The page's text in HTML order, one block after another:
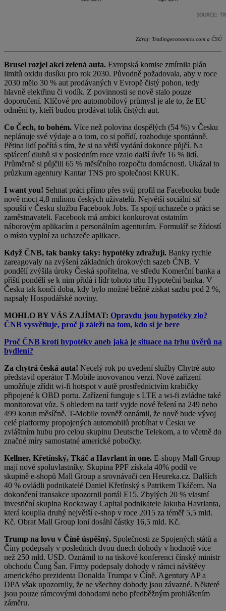
Zdroj: Tradingeconomics.com a ČSÚ
Brusel rozjel akci zelená auta. Evropská komise zmírnila plán
limitů oxidu dusíku pro rok 2030. Původně požadovala, aby v roce
2030 mělo 30 % aut prodávaných v Evropě čistý pohon, tedy
hlavně elektřinu či vodík. Z povinnosti se nově stalo pouze
doporučení. Klíčové pro automobilový průmysl je ale to, že EU
odmění ty, kteří budou prodávat tolik čistých aut.
Co Čech, to bohém. Více než polovina dospělých (54 %) v Česku
neplánuje své výdaje a o tom, co si pořídí, rozhoduje spontánně.
Pětina lidí počítá s tím, že si na větší vydání dokonce půjčí. Na
splácení dluhů si v posledním roce vzalo další úvěr 16 % lidí.
Průměrně si půjčili 65 % měsíčního rozpočtu domácnosti. Ukázal to
průzkum agentury Kantar TNS pro společnost KRUK.
I want you! Sehnat práci přímo přes svůj profil na Facebooku bude
nově moct 4,8 milionu českých uživatelů. Největší sociální síť
spouští v Česku službu Facebook Jobs. Ta spojí uchazeče o práci se
zaměstnavateli. Facebook má ambici konkurovat ostatním
náborovým aplikacím a personálním agenturám. Formulář se žádostí
o místo vyplní za uchazeče aplikace.
Když ČNB, tak banky taky: hypotéky zdražují. Banky rychle
zareagovaly na zvýšení základních úrokových sazeb ČNB. V
pondělí zvýšila úroky Česká spořitelna, ve středu Komerční banka a
příští pondělí se k nim přidá i lídr tohoto trhu Hypoteční banka. V
Česku tak končí doba, kdy bylo možné běžně získat sazbu pod 2 %,
napsaly Hospodářské noviny.
MOHLO BY VÁS ZAJÍMAT: Opravdu jsou hypotéky zlo?
ČNB vysvětluje, proč jí záleží na tom, kdo si je bere
Proč ČNB krotí hypotéky aneb jaká je situace na trhu úvěrů na
bydlení?
Za chytrá česká auta! Necelý rok po uvedení služby Chytré auto
představil operátor T-Mobile inovovanou verzi. Nové zařízení
umožňuje zřídit wi-fi hotspot v autě prostřednictvím krabičky
připojené k OBD portu. Zařízení funguje s LTE a wi-fi zvládne také
monitorovat vůz. S ohledem na tarif vyjde nové řešení na 249 nebo
499 korun měsíčně. T-Mobile rovněž oznámil, že nově bude vývoj
celé platformy propojených automobilů probíhat v Česku ve
zvláštním hubu pro celou skupinu Deutsche Telekom, a to včetně do
značné míry samostatné americké pobočky.
Kellner, Křetínský, Tkáč a Havrlant in one. E-shopy Mall Group
mají nové spoluvlastníky. Skupina PPF získala 40% podíl ve
skupině e-shopů Mall Group a srovnávači cen Heureka.cz. Dalších
40 % ovládli podnikatelé Daniel Křetínský s Patrikem Tkáčem. Na
dokončení transakce upozornil portál E15. Zbylých 20 % vlastní
investiční skupina Rockaway Capital podnikatele Jakuba Havrlanta,
která koupila druhý největší e-shop v roce 2015 za téměř 5,5 mld.
Kč. Obrat Mall Group loni dosáhl částky 16,5 mld. Kč.
Trump na lovu v Číně úspěšný. Společnosti ze Spojených států a
Číny podepsaly v posledních dvou dnech dohody v hodnotě více
než 250 mld. USD. Oznámil to na tiskové konferenci čínský ministr
obchodu Čung Šan. Firmy podepsaly dohody v rámci návštěvy
amerického prezidenta Donalda Trumpa v Číně. Agentury AP a
DPA však upozornily, že ne všechny dohody jsou závazné. Některé
jsou pouze rámcovými dohodami nebo předběžným prohlášením
záměru.